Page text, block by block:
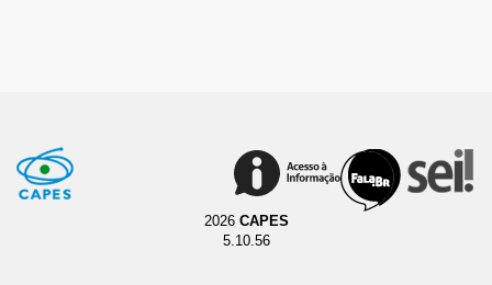
2026 CAPES
5.10.56